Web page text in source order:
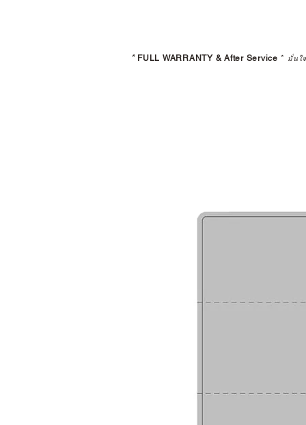
* FULL WARRANTY & After Service * มั่นใ